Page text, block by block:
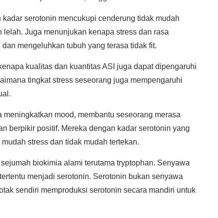
serotonin mencukupi cenderung tidak mudah
Juga menunjukan kenapa stress dan rasa
mengeluhkan tubuh yang terasa tidak fit.
kualitas dan kuantitas ASI juga dapat dipengaruhi
tingkat stress seseorang juga mempengaruhi
mood, membantu seseorang merasa
berpikir positif. Mereka dengan kadar serotonin yang
stress dan tidak mudah tertekan.
biokimia alami terutama tryptophan. Senyawa
menjadi serotonin. Serotonin bukan senyawa
sendiri memproduksi serotonin secara mandiri untuk